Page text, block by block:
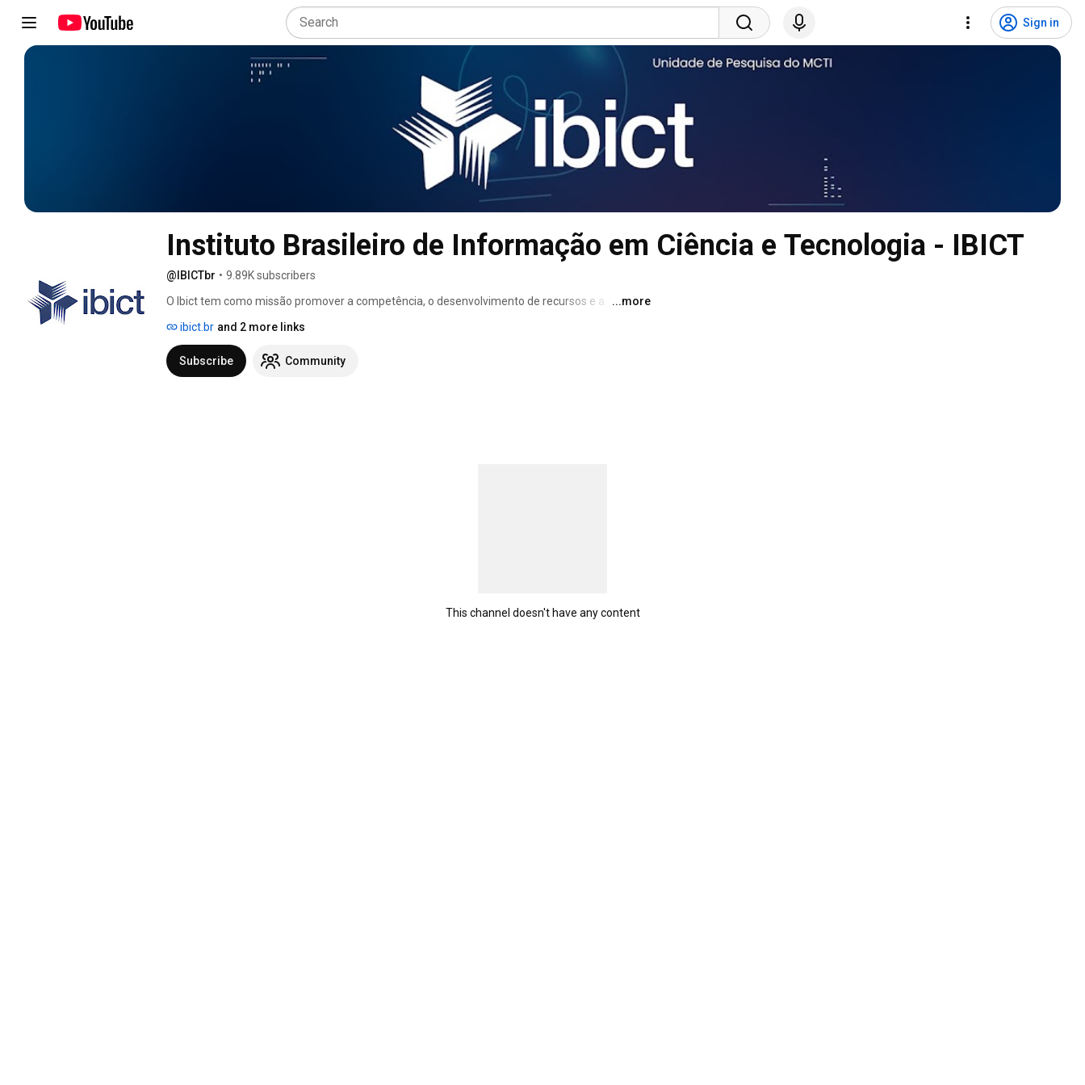
Sign in
Instituto Brasileiro de Informação em Ciência e Tecnologia - IBICT
@IBICTbr • 9.89K subscribers
O Ibict tem como missão promover a competência, o desenvolvimento de recursos e a
integração do conhecimento científico e tecnológico.
...more
ibict.br and 2 more links
Subscribe Community
This channel doesn't have any content